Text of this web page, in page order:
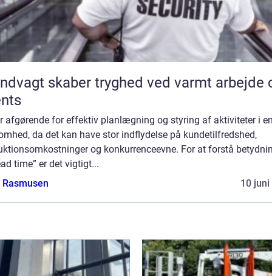
skaber tryghed ved varmt arbejde
afgørende for effektiv planlægning og styring af aktiviteter i
da det kan have stor indflydelse på kundetilfredshed,
og konkurrenceevne. For at forstå
time” er det vigtigt...
10 juni